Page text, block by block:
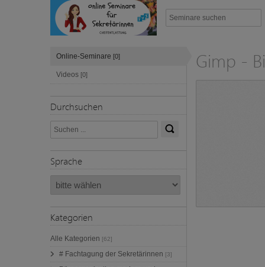
Online-Seminare [0]
Videos [0]
Durchsuchen
Sprache
Kategorien
Alle Kategorien [62]
# Fachtagung der Sekretärinnen [3]
Gimp -